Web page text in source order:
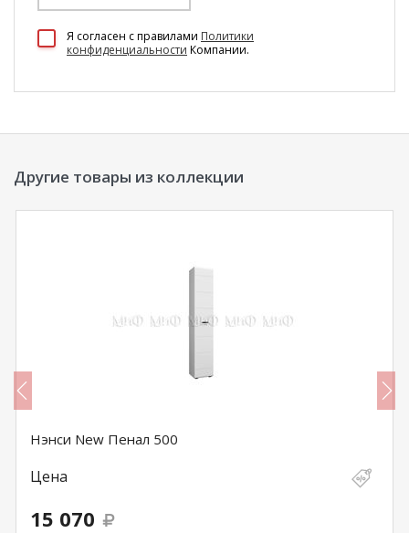
Я согласен c правилами Политики
конфиденциальности Компании.
Другие товары из коллекции
Нэнси New Пенал 500
Цена
15 070